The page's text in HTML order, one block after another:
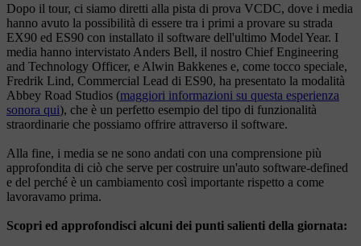
Dopo il tour, ci siamo diretti alla pista di prova VCDC, dove i media
hanno avuto la possibilità di essere tra i primi a provare su strada
EX90 ed ES90 con installato il software dell'ultimo Model Year. I
media hanno intervistato Anders Bell, il nostro Chief Engineering
and Technology Officer, e Alwin Bakkenes e, come tocco speciale,
Fredrik Lind, Commercial Lead di ES90, ha presentato la modalità
Abbey Road Studios (maggiori informazioni su questa esperienza
sonora qui), che è un perfetto esempio del tipo di funzionalità
straordinarie che possiamo offrire attraverso il software.
Alla fine, i media se ne sono andati con una comprensione più
approfondita di ciò che serve per costruire un'auto software-defined
e del perché è un cambiamento così importante rispetto a come
lavoravamo prima.
Scopri ed approfondisci alcuni dei punti salienti della giornata: